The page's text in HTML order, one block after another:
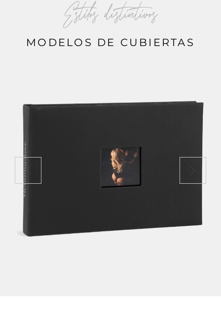
Estilos distintivos
MODELOS DE CUBIERTAS